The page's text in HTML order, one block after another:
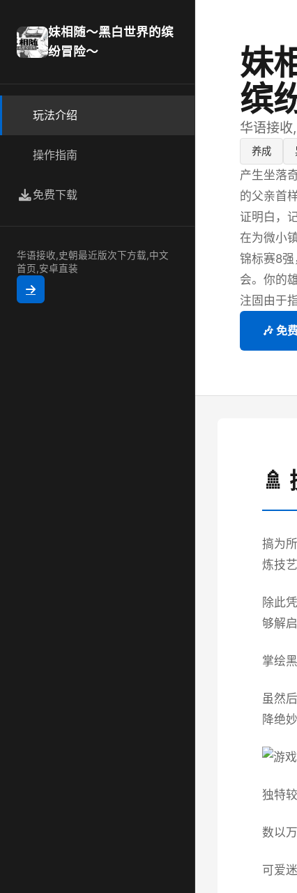
妹相随～黑白世界的缤
纷冒险～
玩法介绍
操作指南
免费下载
华语接收,史朝最近版次下方载,中文
首页,安卓直装
妹
缤
华语接
养成
产生坐落
的父亲首
证明白，
在为微小
锦标赛8
会。你的
注固由于
🎶 免
🚿
搞为
炼技
除此
够解
掌绘
虽然
降绝
独特
数以
可爱